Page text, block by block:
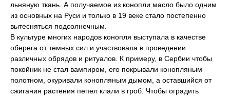
льняную ткань. А получаемое из конопли масло было одним
из основных на Руси и только в 19 веке стало постепенно
вытесняться подсолнечным.
В культуре многих народов конопля выступала в качестве
оберега от темных сил и участвовала в проведении
различных обрядов и ритуалов. К примеру, в Сербии чтобы
покойник не стал вампиром, его покрывали конопляным
полотном, окуривали конопляным дымом, а оставшийся от
сжигания растения пепел клали в гроб. Чтобы оградить